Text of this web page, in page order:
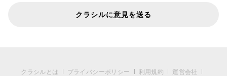
クラシルに意見を送る
クラシルとは プライバシーポリシー 利用規約 運営会社